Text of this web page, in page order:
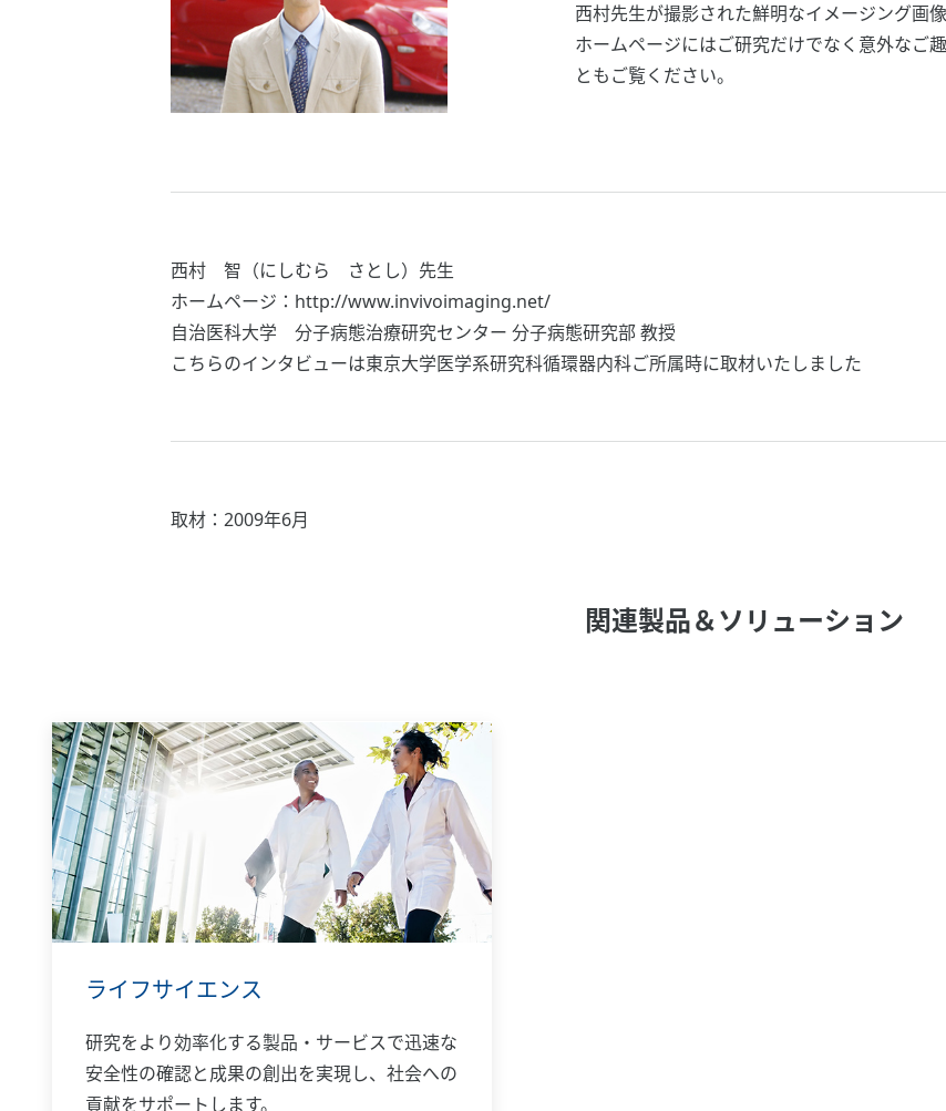
西村先生が撮影された鮮明なイメージング画
ホームページにはご研究だけでなく意外なご
ともご覧ください。
西村 智（にしむら さとし）先生
ホームページ：http://www.invivoimaging.net/
自治医科大学 分子病態治療研究センター 分子病態研究部 教授
こちらのインタビューは東京大学医学系研究科循環器内科ご所属時に取材いたしました
取材：2009年6月
関連製品＆ソリューション
ライフサイエンス
研究をより効率化する製品・サービスで迅速な
安全性の確認と成果の創出を実現し、社会への
貢献をサポートします。​